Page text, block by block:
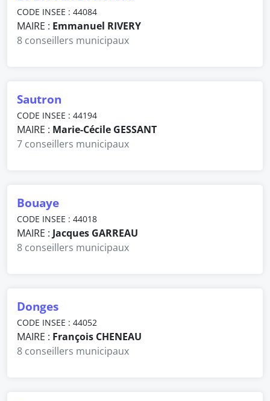
CODE INSEE : 44084
MAIRE : Emmanuel RIVERY
8 conseillers municipaux
Sautron
CODE INSEE : 44194
MAIRE : Marie-Cécile GESSANT
7 conseillers municipaux
Bouaye
CODE INSEE : 44018
MAIRE : Jacques GARREAU
8 conseillers municipaux
Donges
CODE INSEE : 44052
MAIRE : François CHENEAU
8 conseillers municipaux